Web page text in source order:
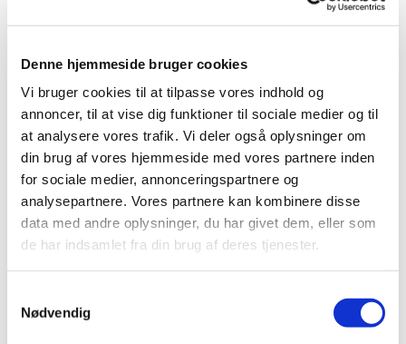
Denne hjemmeside bruger cookies
Vi bruger cookies til at tilpasse vores indhold og
annoncer, til at vise dig funktioner til sociale medier og til
at analysere vores trafik. Vi deler også oplysninger om
din brug af vores hjemmeside med vores partnere inden
for sociale medier, annonceringspartnere og
analysepartnere. Vores partnere kan kombinere disse
data med andre oplysninger, du har givet dem, eller som
de har indsamlet fra din brug af deres tjenester.
Nødvendig